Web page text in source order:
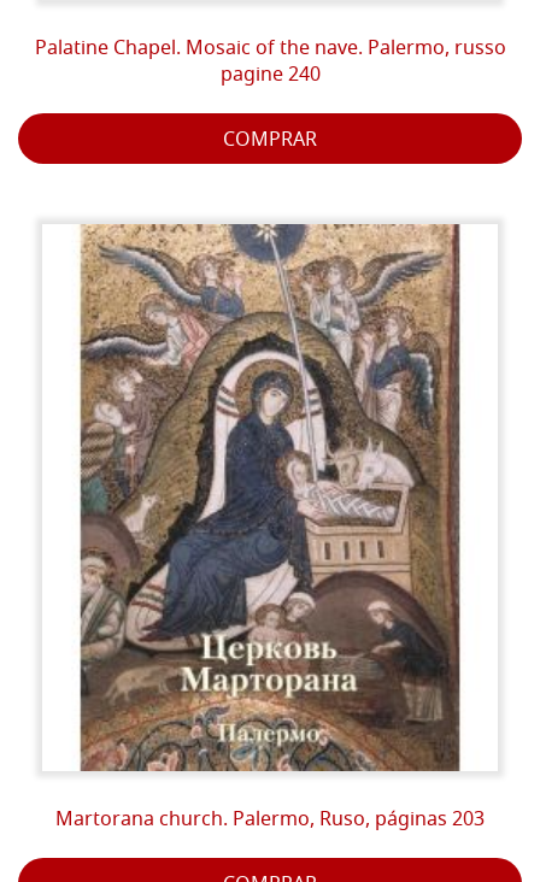
Palatine Chapel. Mosaic of the nave. Palermo, russo
pagine 240
COMPRAR
Martorana church. Palermo, Ruso, páginas 203